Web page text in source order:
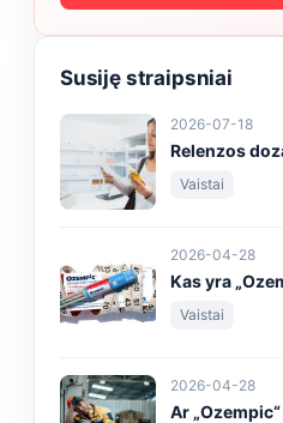
Susiję straipsniai
2026-07-18
Relenzos
Vaistai
2026-04-28
Kas yra
Vaistai
2026-04-28
Ar